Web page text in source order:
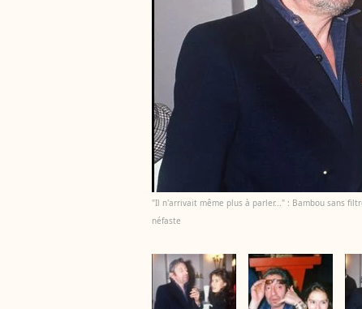
"Il n'arrivait même plus à parler..." : Bambou sans
néfaste